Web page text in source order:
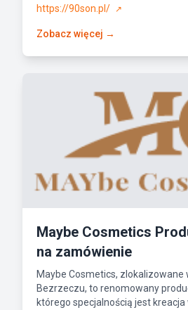
https://90son.pl/
↗
Zobacz więcej →
Maybe Cosmetics
na zamówienie
Maybe Cosmetics,
Bezrzeczu, to renomowany
którego specjalnością jest